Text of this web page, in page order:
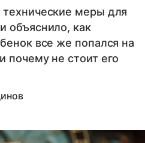
технические меры для
объяснило, как
все же попался на
почему не стоит его